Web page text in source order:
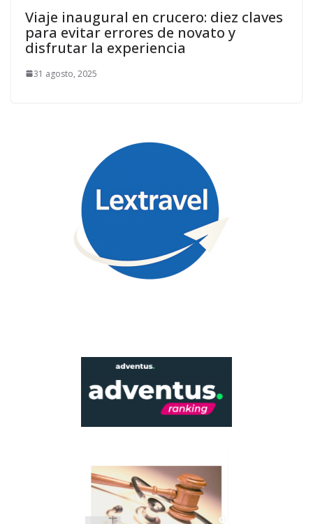
Viaje inaugural en crucero: diez claves
para evitar errores de novato y
disfrutar la experiencia
31 agosto, 2025